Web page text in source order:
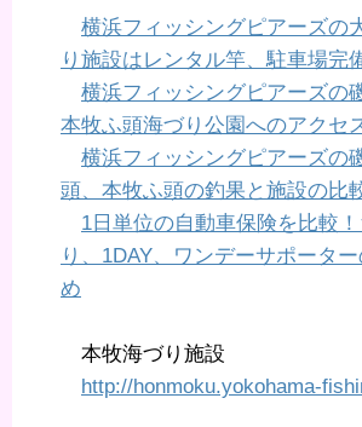
横浜フィッシングピアーズの
り施設はレンタル竿、駐車場完
横浜フィッシングピアーズの
本牧ふ頭海づり公園へのアクセ
横浜フィッシングピアーズの
頭、本牧ふ頭の釣果と施設の比
1日単位の自動車保険を比較
り、1DAY、ワンデーサポータ
め
本牧海づり施設
http://honmoku.yokohama-